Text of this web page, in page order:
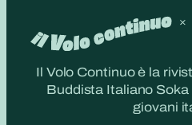
Il Volo Continuo è la
Buddista Italiano
giovani